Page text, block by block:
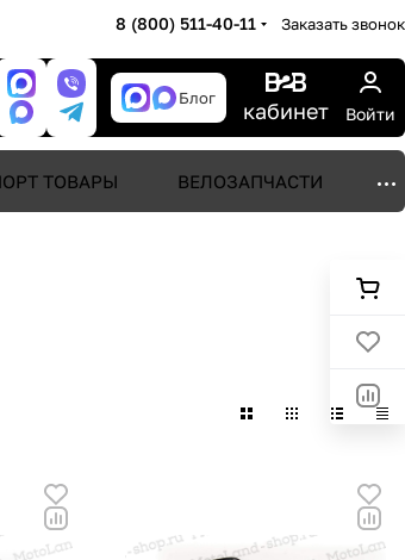
8 (800) 511-40-11 Заказать звонок
Блог кабинет Войти
ТОВАРЫ ВЕЛОЗАПЧАСТИ